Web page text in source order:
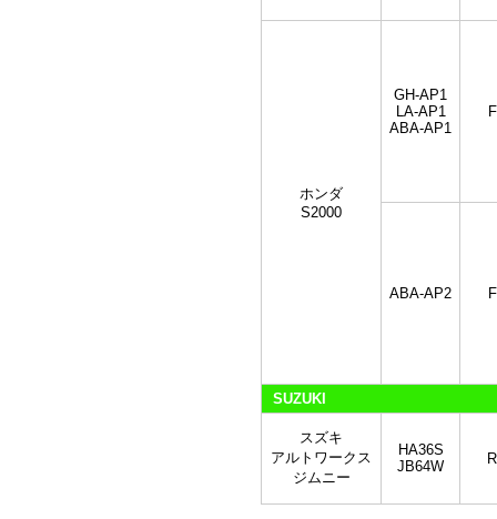
ホンダ
S2000
GH-AP1
LA-AP1
ABA-AP1
ABA-AP2
SUZUKI
スズキ
アルトワークス
ジムニー
HA36S
JB64W